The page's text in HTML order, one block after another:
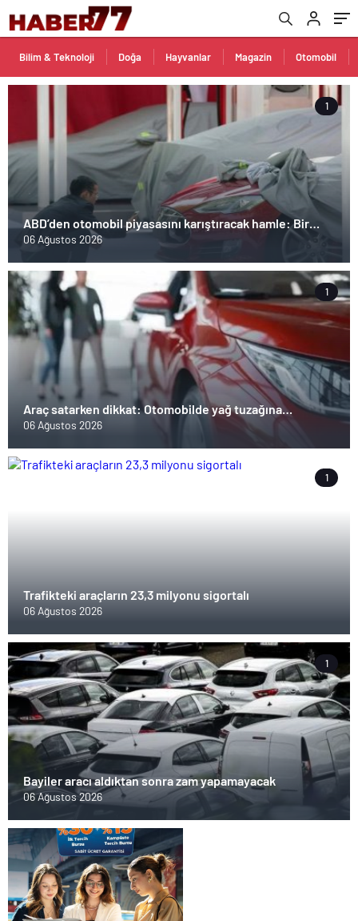
Bilim & Teknoloji Doğa Hayvanlar Magazin Otomobil
1
ABD’den otomobil piyasasını karıştıracak hamle: Bir
anda yüzde 100 artacak!
06 Ağustos 2026
1
Araç satarken dikkat: Otomobilde yağ tuzağına
düşmeyin
06 Ağustos 2026
1
Trafikteki araçların 23,3 milyonu sigortalı
06 Ağustos 2026
1
Bayiler aracı aldıktan sonra zam yapamayacak
06 Ağustos 2026